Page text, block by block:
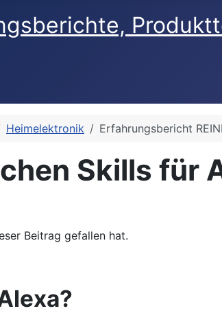
Heimelektronik Erfahrungsbericht
Skills für
Beitrag gefallen hat.
Echo und Echo Dot usw.